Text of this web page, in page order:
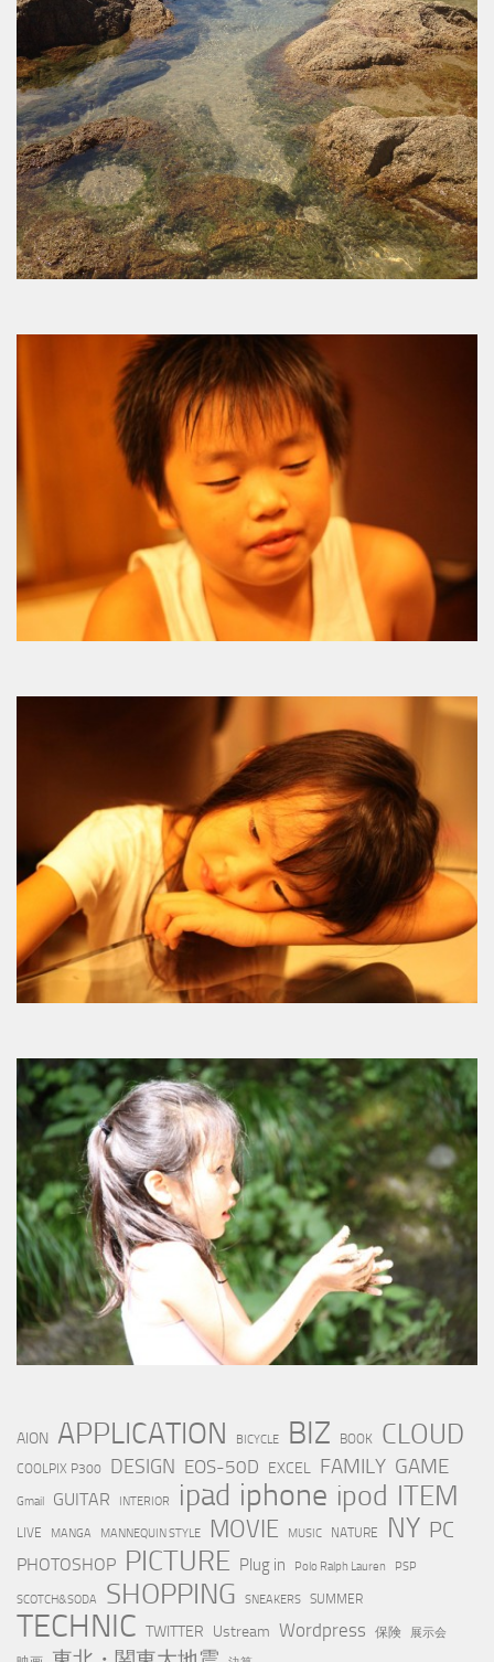
AION APPLICATION BICYCLE BIZ BOOK CLOUD
COOLPIX P300 DESIGN EOS-50D EXCEL FAMILY GAME
Gmail GUITAR INTERIOR ipad iphone ipod ITEM
LIVE MANGA MANNEQUIN STYLE MOVIE MUSIC NATURE NY PC
PHOTOSHOP PICTURE Plug in Polo Ralph Lauren PSP
SCOTCH&SODA SHOPPING SNEAKERS SUMMER
TECHNIC TWITTER Ustream Wordpress 保険 展示会